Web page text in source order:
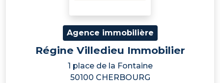
Agence immobilière
Régine Villedieu Immobilier
1 place de la Fontaine
50100 CHERBOURG